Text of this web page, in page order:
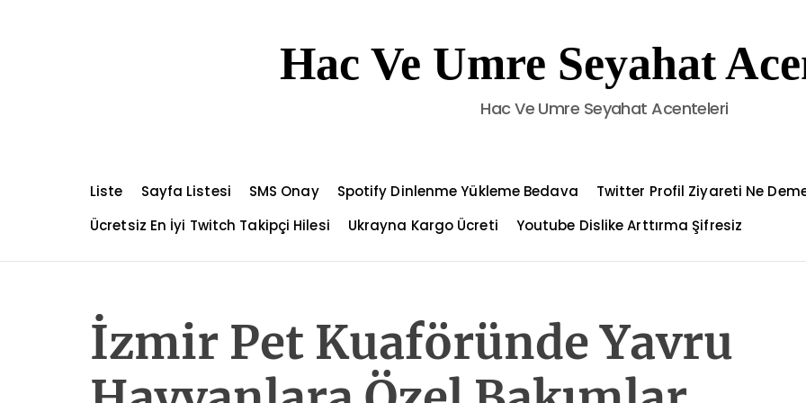
t
Hac Ve Umre Seyahat
Hac Ve Umre Seyahat Acenteleri
Liste Sayfa Listesi SMS Onay Spotify Dinlenme Yükleme Bedava
Twitter Profil Ziyareti Ne
Ücretsiz En İyi Twitch Takipçi Hilesi
Ukrayna Kargo Ücreti Youtube Dislike Arttırma Şifresiz
İzmir Pet Kuaföründe Yavru